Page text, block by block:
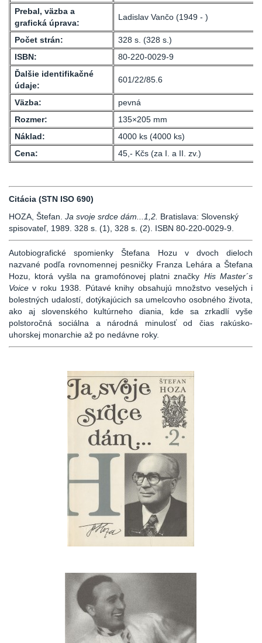
Prebal, väzba a
grafická úprava:
Ladislav Vančo (1949 - )
Počet strán:
328 s. (328 s.)
ISBN:
80-220-0029-9
Ďalšie identifikačné
údaje:
601/22/85.6
Väzba:
pevná
Rozmer:
135×205 mm
Náklad:
4000 ks (4000 ks)
Cena:
45,- Kčs (za I. a II. zv.)
Citácia (STN ISO 690)
HOZA, Štefan. Ja svoje srdce dám...1,2. Bratislava: Slovenský
spisovateľ, 1989. 328 s. (1), 328 s. (2). ISBN 80-220-0029-9.
Autobiografické spomienky Štefana Hozu v dvoch dieloch
nazvané podľa rovnomennej pesničky Franza Lehára a Štefana
Hozu, ktorá vyšla na gramofónovej platni značky His Master´s
Voice v roku 1938. Pútavé knihy obsahujú množstvo veselých i
bolestných udalostí, dotýkajúcich sa umelcovho osobného života,
ako aj slovenského kultúrneho diania, kde sa zrkadlí vyše
polstoročná sociálna a národná minulosť od čias rakúsko-
uhorskej monarchie až po nedávne roky.